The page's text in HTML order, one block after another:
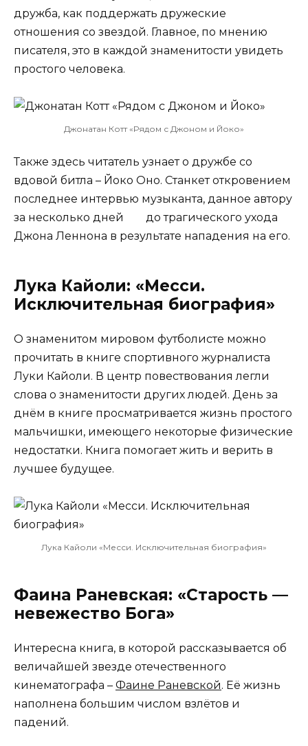
дружба, как поддержать дружеские
отношения со звездой. Главное, по мнению
писателя, это в каждой знаменитости увидеть
простого человека.
Джонатан Котт «Рядом с Джоном и Йоко»
Также здесь читатель узнает о дружбе со
вдовой битла – Йоко Оно. Станкет откровением
последнее интервью музыканта, данное автору
за несколько дней до трагического ухода
Джона Леннона в результате нападения на его.
Лука Кайоли: «Месси.
Исключительная биография»
О знаменитом мировом футболисте можно
прочитать в книге спортивного журналиста
Луки Кайоли. В центр повествования легли
слова о знаменитости других людей. День за
днём в книге просматривается жизнь простого
мальчишки, имеющего некоторые физические
недостатки. Книга помогает жить и верить в
лучшее будущее.
Лука Кайоли «Месси. Исключительная биография»
Фаина Раневская: «Старость —
невежество Бога»
Интересна книга, в которой рассказывается об
величайшей звезде отечественного
кинематографа – Фаине Раневской. Её жизнь
наполнена большим числом взлётов и
падений.